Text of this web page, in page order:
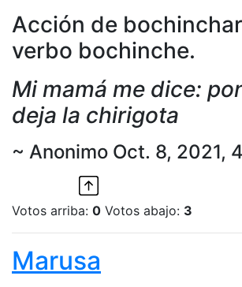
Acción de
verbo bochinche.
Mi mamá me dice:
deja la chirigota
~ Anonimo Oct. 8, 2021,
Votos arriba: 0 Votos abajo: 3
Marusa